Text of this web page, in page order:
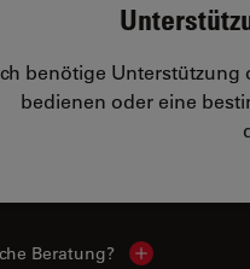
benötige
bedienen oder eine
Beratung? Show local